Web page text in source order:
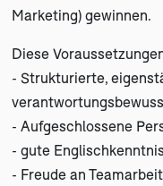
Marketing) gewinnen.
Diese
- Strukturierte,
- Aufgeschlossene
- gute
- Freude an